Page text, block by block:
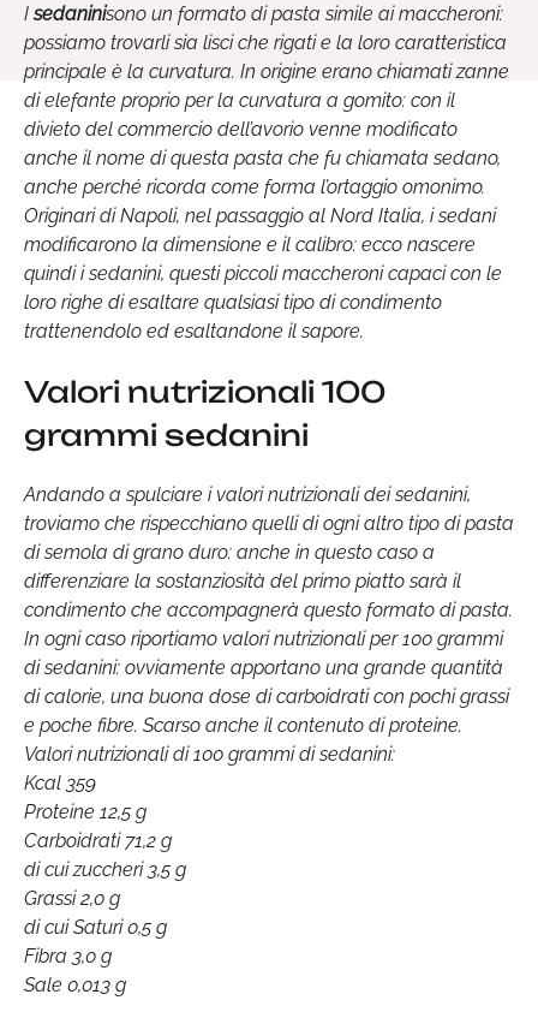
Isedaninisono un formato di pasta simile ai maccheroni:
possiamo trovarli sia lisci che rigati e la loro caratteristica
principale è la curvatura. In origine erano chiamati zanne
di elefante proprio per la curvatura a gomito: con il
divieto del commercio dell’avorio venne modificato
anche il nome di questa pasta che fu chiamata sedano,
anche perché ricorda come forma l’ortaggio omonimo.
Originari di Napoli, nel passaggio al Nord Italia, i sedani
modificarono la dimensione e il calibro: ecco nascere
quindi i sedanini, questi piccoli maccheroni capaci con le
loro righe di esaltare qualsiasi tipo di condimento
trattenendolo ed esaltandone il sapore.
Valori nutrizionali 100
grammi sedanini
Andando a spulciare i valori nutrizionali dei sedanini,
troviamo che rispecchiano quelli di ogni altro tipo di pasta
di semola di grano duro: anche in questo caso a
differenziare la sostanziosità del primo piatto sarà il
condimento che accompagnerà questo formato di pasta.
In ogni caso riportiamo valori nutrizionali per 100 grammi
di sedanini: ovviamente apportano una grande quantità
di calorie, una buona dose di carboidrati con pochi grassi
e poche fibre. Scarso anche il contenuto di proteine.
Valori nutrizionali di 100 grammi di sedanini:
Kcal 359
Proteine 12,5 g
Carboidrati 71,2 g
di cui zuccheri 3,5 g
Grassi 2,0 g
di cui Saturi 0,5 g
Fibra 3,0 g
Sale 0,013 g